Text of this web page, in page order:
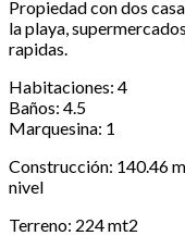
Propiedad con dos
la playa,
rapidas.
Habitaciones: 4
Baños: 4.5
Marquesina: 1
Construcción: 140.46
nivel
Terreno: 224 mt2